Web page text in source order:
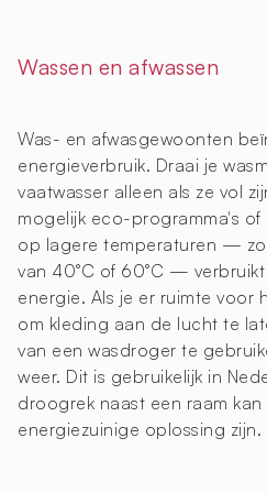
Wassen en afwassen
Was- en afwasgewoonten
energieverbruik. Draai je
vaatwasser alleen als ze vol
mogelijk eco-programma's of
op lagere temperaturen —
van 40°C of 60°C —
energie. Als je er ruimte voor
om kleding aan de lucht te
van een wasdroger te
weer. Dit is gebruikelijk in
droogrek naast een raam kan
energiezuinige oplossing zijn.